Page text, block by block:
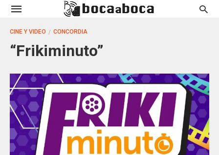
CINE Y VIDEO CONCORDIA
“Frikiminuto”